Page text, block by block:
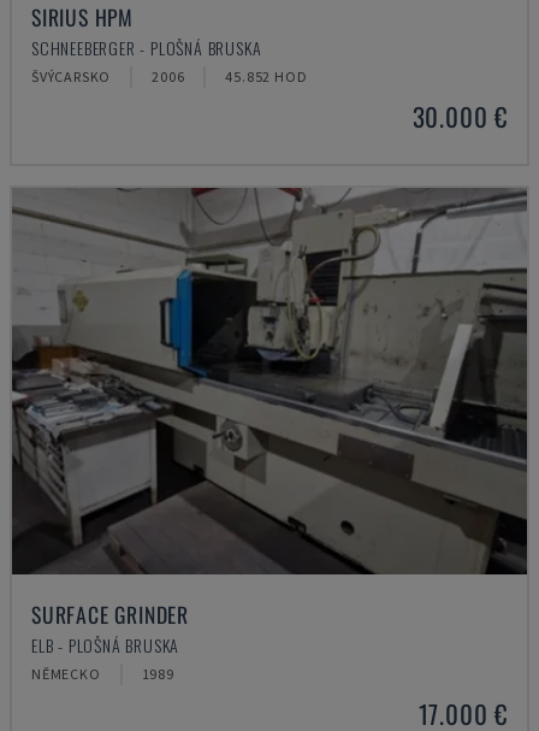
SIRIUS HPM
SCHNEEBERGER - PLOŠNÁ BRUSKA
ŠVÝCARSKO 2006 45.852 HOD
30.000 €
SURFACE GRINDER
ELB - PLOŠNÁ BRUSKA
NĚMECKO 1989
17.000 €